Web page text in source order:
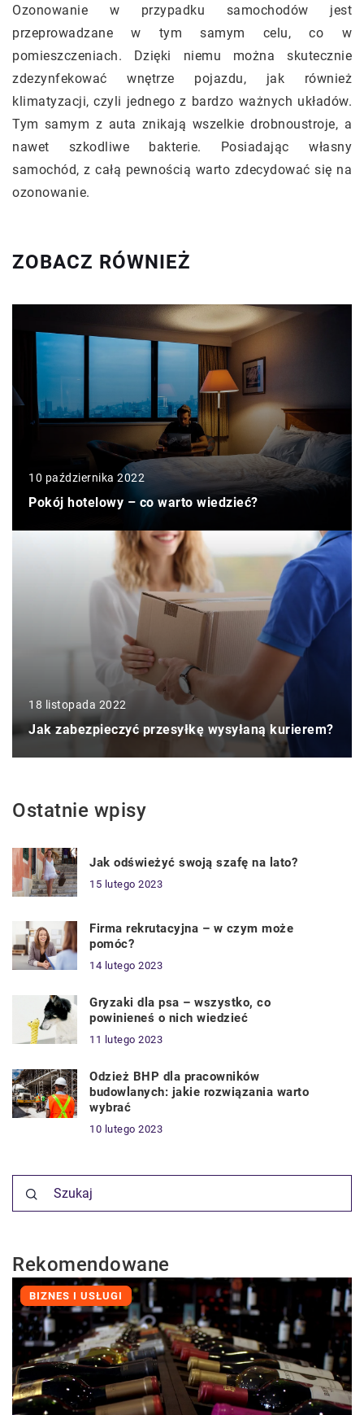
Ozonowanie w przypadku samochodów jest
przeprowadzane w tym samym celu, co w
pomieszczeniach. Dzięki niemu można skutecznie
zdezynfekować wnętrze pojazdu, jak również
klimatyzacji, czyli jednego z bardzo ważnych układów.
Tym samym z auta znikają wszelkie drobnoustroje, a
nawet szkodliwe bakterie. Posiadając własny
samochód, z całą pewnością warto zdecydować się na
ozonowanie.
ZOBACZ RÓWNIEŻ
10 października 2022
Pokój hotelowy – co warto wiedzieć?
18 listopada 2022
Jak zabezpieczyć przesyłkę wysyłaną kurierem?
Ostatnie wpisy
Jak odświeżyć swoją szafę na lato?
15 lutego 2023
Firma rekrutacyjna – w czym może
pomóc?
14 lutego 2023
Gryzaki dla psa – wszystko, co
powinieneś o nich wiedzieć
11 lutego 2023
Odzież BHP dla pracowników
budowlanych: jakie rozwiązania warto
wybrać
10 lutego 2023
Rekomendowane
BIZNES I USŁUGI